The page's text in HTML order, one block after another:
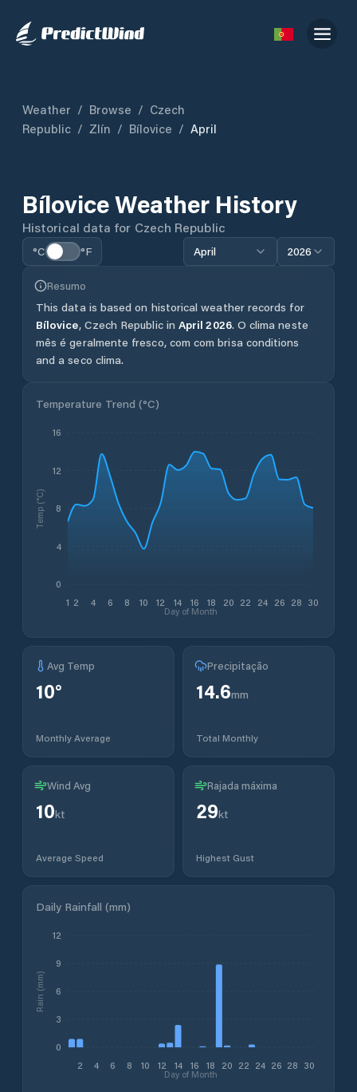
Weather / Browse / Czech
Republic / Zlín / Bílovice / April
BíloviceWeather History
Historical data for Czech Republic
°C °F April 2026
Resumo
This data is based on historical weather records for
Bílovice, Czech Republic in April 2026. O clima neste
mês é geralmente fresco, com com brisa conditions
and a seco clima.
Temperature Trend (°C)
1 2 4 6 8 10 12 14 16 18 20 22 24 26 28 30
Day of Month
0
4
8
12
16
Temp (°C)
Avg Temp
10°
Monthly Average
Precipitação
14.6mm
Total Monthly
Wind Avg
10kt
Average Speed
Rajada máxima
29kt
Highest Gust
Daily Rainfall (mm)
2 4 6 8 10 12 14 16 18 20 22 24 26 28 30
Day of Month
0
3
6
9
12
Rain (mm)